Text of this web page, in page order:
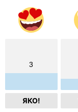
3
ЯКО!